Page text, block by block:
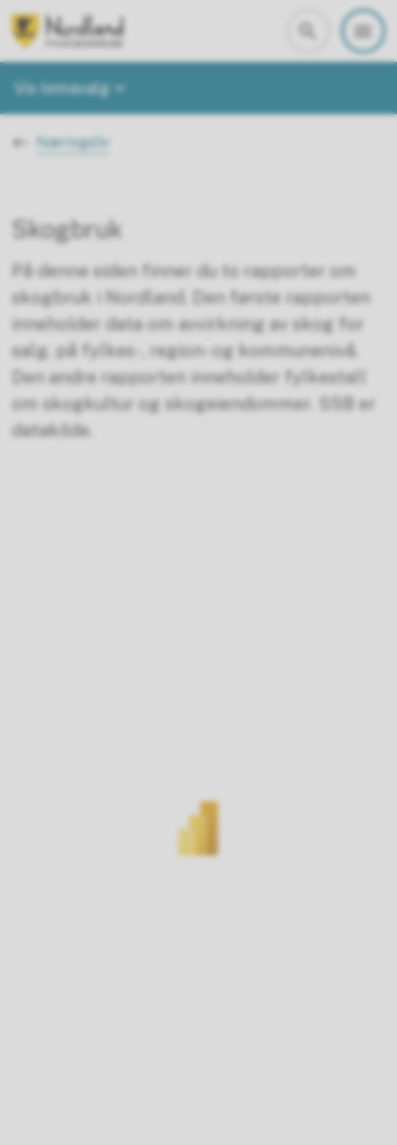
Nordland i tall
Vis temavalg
Du er her:
Næringsliv
Skogbruk
På denne siden finner du to rapporter om
skogbruk i Nordland. Den første rapporten
inneholder data om avvirkning av skog for
salg, på fylkes-, region- og kommunenivå.
Den andre rapporten inneholder fylkestall
om skogkultur og skogeiendommer. SSB er
datakilde.